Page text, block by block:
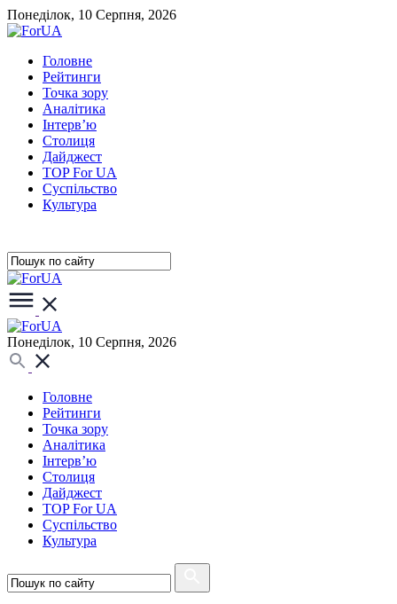
Понеділок, 10 Серпня, 2026
Головне
Рейтинги
Точка зору
Аналітика
Інтерв’ю
Столиця
Дайджест
TOP For UA
Суспiльство
Культура
Понеділок, 10 Серпня, 2026
Головне
Рейтинги
Точка зору
Аналітика
Інтерв’ю
Столиця
Дайджест
TOP For UA
Суспiльство
Культура